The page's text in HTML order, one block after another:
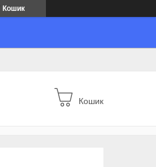
Кошик
Кошик